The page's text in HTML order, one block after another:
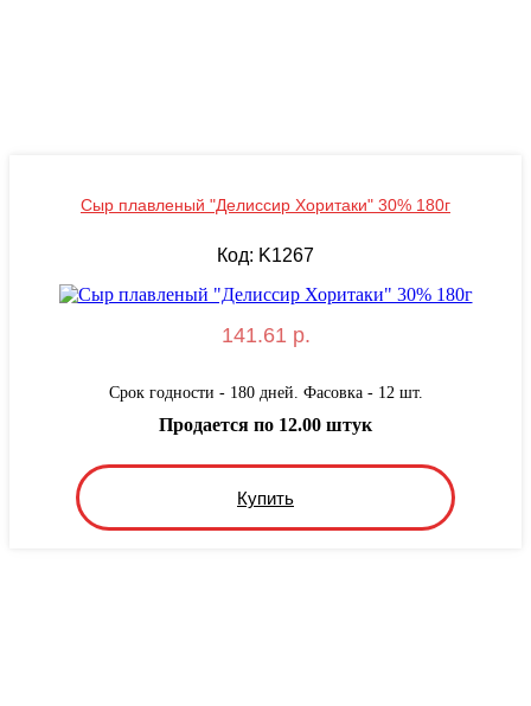
Сыр плавленый "Делиссир Хоритаки" 30% 180г
Код: K1267
141.61 р.
Срок годности - 180 дней. Фасовка - 12 шт.
Купить
Продается по 12.00 штук